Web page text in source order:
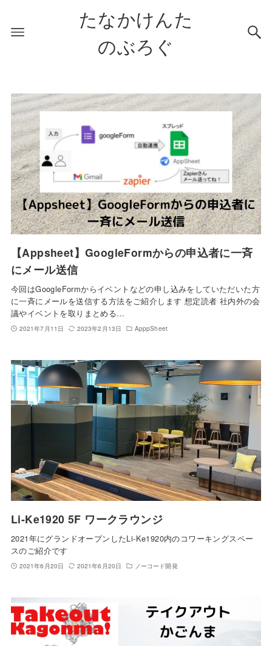
たなかけんた
のぶろぐ
【Appsheet】GoogleFormからの申込者に一斉
にメール送信
今回はGoogleFormからイベントなどの申し込みをしていただいた方
に一斉にメールを送信する方法をご紹介します 想定読者 社内外の会
議やイベントを取りまとめる…
2021年7月11日 2023年2月13日 ApppSheet
Li-Ke1920 5F ワークラウンジ
2021年にグランドオープンしたLi-Ke1920内のコワーキングスペー
スのご紹介です
2021年6月20日 2021年6月20日 ノーコード開発